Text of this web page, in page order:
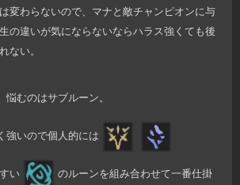
変わらないので、マナと敵チャンピオンに与
の違いが気にならないならハラス強くても後
ない。
悩むのはサブルーン。
強いので個人的には
い のルーンを組み合わせて一番仕掛